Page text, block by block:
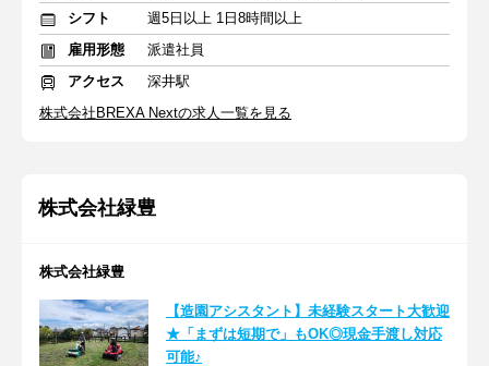
シフト
週5日以上 1日8時間以上
雇用形態
派遣社員
アクセス
深井駅
株式会社BREXA Nextの求人一覧を見る
株式会社緑豊
株式会社緑豊
【造園アシスタント】未経験スタート大歓迎
★「まずは短期で」もOK◎現金手渡し対応
可能♪